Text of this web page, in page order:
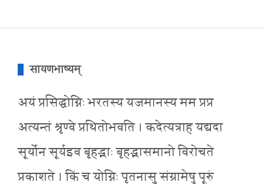
सायणभाष्यम्
अयं प्रसिद्धोग्निः भरतस्य यजमानस्य मम प्रप्र
अत्यन्तं श्रृण्वे प्रथितोभवति । कदेत्यत्राह यद्यदा
सूर्योन सूर्यइव बृहद्भाः बृहद्भासमानो विरोचते
प्रकाशते । किं च योग्निः पृतनासु संग्रामेषु पूरुं